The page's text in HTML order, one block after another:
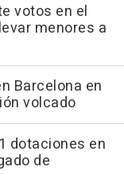
votos en el
menores a
Barcelona en
volcado
dotaciones en
de